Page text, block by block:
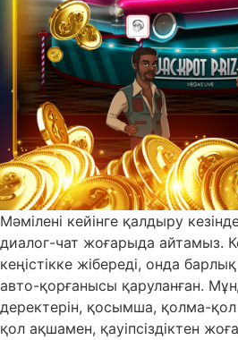
Мәмілені кейінге қалдыру
диалог-чат жоғарыда айтамыз.
кеңістікке жібереді, онда
авто-қорғанысы қаруланған.
деректерін, қосымша, қолма-
қол ақшамен, қауіпсіздіктен